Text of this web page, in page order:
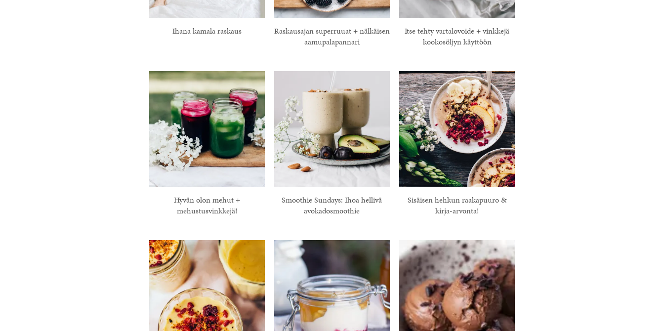
Ihana kamala raskaus
Raskausajan superruuat + nälkäisen
aamupalapannari
Itse tehty vartalovoide + vinkkejä
kookosöljyn käyttöön
Hyvän olon mehut +
mehustusvinkkejä!
Smoothie Sundays: Ihoa hellivä
avokadosmoothie
Sisäisen hehkun raakapuuro &
kirja-arvonta!